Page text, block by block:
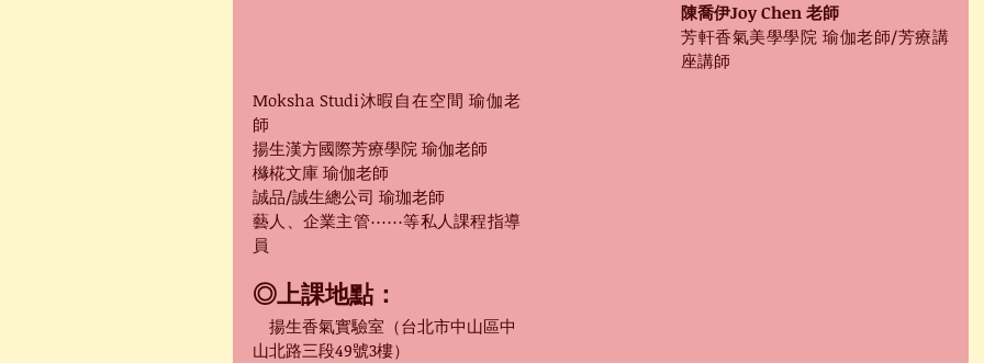
陳喬伊Joy Chen 老師
芳軒香氣美學學院 瑜伽老師/芳療講
座講師
Moksha Studi沐暇自在空間 瑜伽老
師
揚生漢方國際芳療學院 瑜伽老師
櫞椛文庫 瑜伽老師
誠品/誠生總公司 瑜珈老師
藝人、企業主管⋯⋯等私人課程指導
員
◎上課地點：
揚生香氣實驗室（台北市中山區中
山北路三段49號3樓）